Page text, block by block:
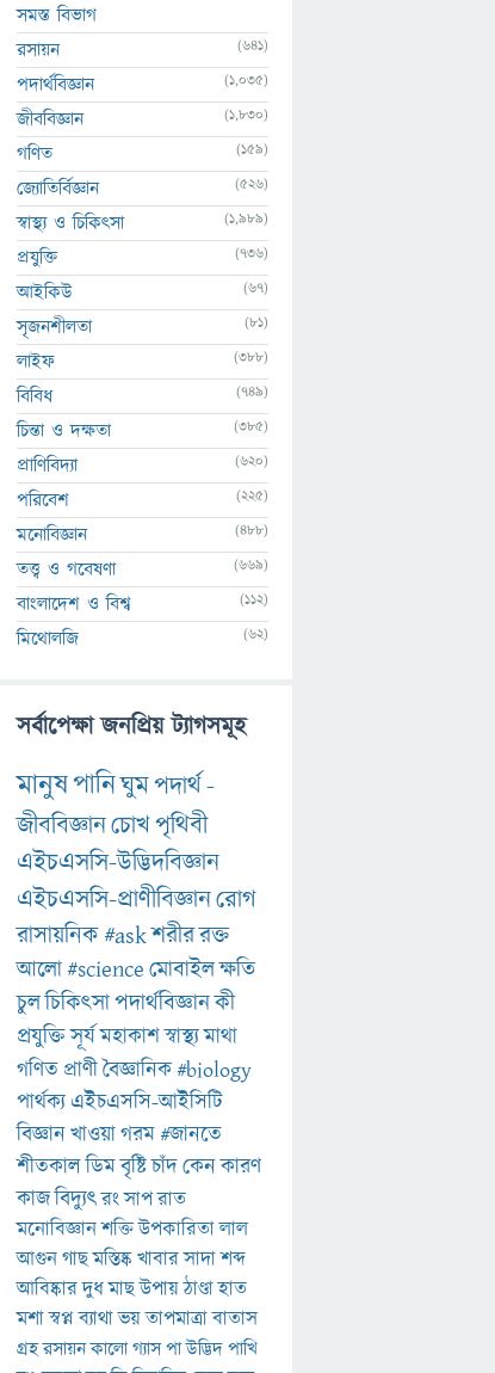
সমস্ত বিভাগ
রসায়ন
(641)
পদার্থবিজ্ঞান (1,035)
জীববিজ্ঞান (1,830)
গণিত (159)
জ্যোতির্বিজ্ঞান (526)
স্বাস্থ্য ও চিকিৎসা (1,989)
প্রযুক্তি (736)
আইকিউ (67)
সৃজনশীলতা (81)
লাইফ (388)
বিবিধ (749)
চিন্তা ও দক্ষতা (385)
প্রাণিবিদ্যা (620)
পরিবেশ (225)
মনোবিজ্ঞান (488)
তত্ত্ব ও গবেষণা (669)
বাংলাদেশ ও বিশ্ব (112)
মিথোলজি (62)
সর্বাপেক্ষা জনপ্রিয় ট্যাগসমূহ
মানুষপানিঘুমপদার্থ-
জীববিজ্ঞানচোখপৃথিবী
এইচএসসি-উদ্ভিদবিজ্ঞান
এইচএসসি-প্রাণীবিজ্ঞানরোগ
রাসায়নিক#askশরীররক্ত
আলো#scienceমোবাইলক্ষতি
চুলচিকিৎসাপদার্থবিজ্ঞানকী
প্রযুক্তিসূর্যমহাকাশস্বাস্থ্যমাথা
গণিত প্রাণীবৈজ্ঞানিক#biology
পার্থক্য এইচএসসি-আইসিটি
বিজ্ঞানখাওয়াগরম#জানতে
শীতকালডিমবৃষ্টিচাঁদকেনকারণ
কাজবিদ্যুৎরংসাপরাত
মনোবিজ্ঞানশক্তিউপকারিতালাল
আগুনগাছমস্তিষ্কখাবারসাদাশব্দ
আবিষ্কারদুধমাছউপায়ঠাণ্ডাহাত
মশাস্বপ্নব্যাথাভয়তাপমাত্রাবাতাস
গ্রহরসায়নকালোগ্যাসপাউদ্ভিদপাখি